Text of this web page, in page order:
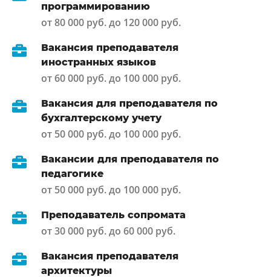
программированию
от 80 000 руб. до 120 000 руб.
Вакансия преподавателя
иностранных языков
от 60 000 руб. до 100 000 руб.
Вакансия для преподавателя по
бухгалтерскому учету
от 50 000 руб. до 100 000 руб.
Вакансии для преподавателя по
педагогике
от 50 000 руб. до 100 000 руб.
Преподаватель сопромата
от 30 000 руб. до 60 000 руб.
Вакансия преподавателя
архитектуры